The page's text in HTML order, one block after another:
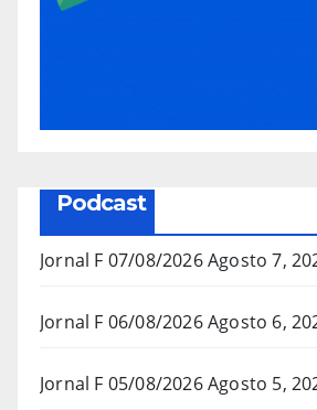
Podcast
Jornal F 07/08/2026Agosto 7,
Jornal F 06/08/2026Agosto 6,
Jornal F 05/08/2026Agosto 5,